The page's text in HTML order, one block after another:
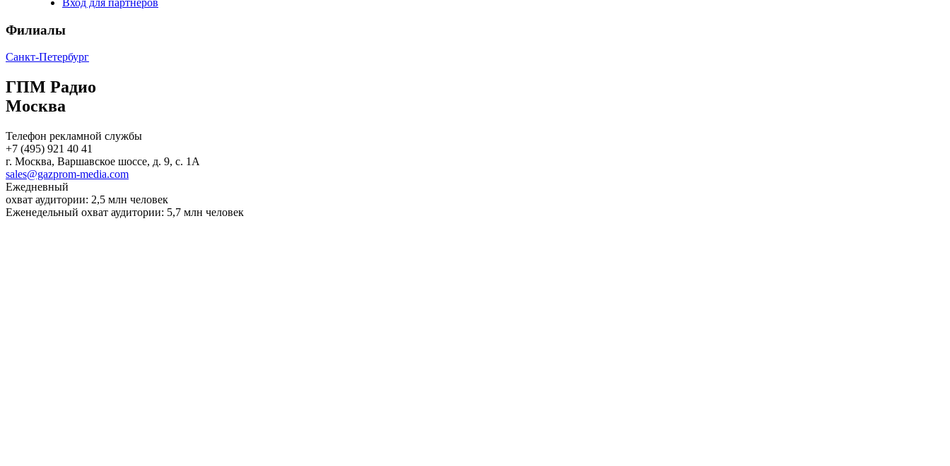
Вход для партнёров
Филиалы
Санкт-Петербург
ГПМ Радио
Москва
Телефон рекламной службы
+7 (495) 921 40 41
г. Москва, Варшавское шоссе, д. 9, с. 1А
sales@gazprom-media.com
Ежедневный
охват аудитории: 2,5 млн человек
Еженедельный охват аудитории: 5,7 млн человек